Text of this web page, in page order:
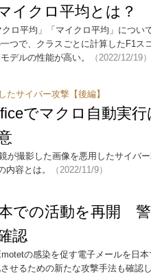
イクロ平均とは？
ロ平均」「マイクロ平均」につい
つで、クラスごとに計算したF1ス
デルの性能が高い。
（2022/12/19）
たサイバー攻撃【後編】
でマクロ自動実
が撮影した画像を悪用したサイバ
内容とは。
（2022/11/9）
での活動を再開
認
の感染を促す電子メールを日
せるための新たな攻撃手法も確認